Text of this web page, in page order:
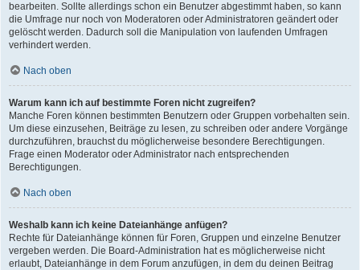
bearbeiten. Sollte allerdings schon ein Benutzer abgestimmt haben, so kann
die Umfrage nur noch von Moderatoren oder Administratoren geändert oder
gelöscht werden. Dadurch soll die Manipulation von laufenden Umfragen
verhindert werden.
Nach oben
Warum kann ich auf bestimmte Foren nicht zugreifen?
Manche Foren können bestimmten Benutzern oder Gruppen vorbehalten sein.
Um diese einzusehen, Beiträge zu lesen, zu schreiben oder andere Vorgänge
durchzuführen, brauchst du möglicherweise besondere Berechtigungen.
Frage einen Moderator oder Administrator nach entsprechenden
Berechtigungen.
Nach oben
Weshalb kann ich keine Dateianhänge anfügen?
Rechte für Dateianhänge können für Foren, Gruppen und einzelne Benutzer
vergeben werden. Die Board-Administration hat es möglicherweise nicht
erlaubt, Dateianhänge in dem Forum anzufügen, in dem du deinen Beitrag